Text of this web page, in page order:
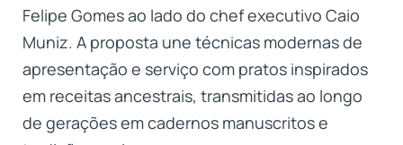
Felipe Gomes ao lado do chef executivo Caio
Muniz. A proposta une técnicas modernas de
apresentação e serviço com pratos inspirados
em receitas ancestrais, transmitidas ao longo
de gerações em cadernos manuscritos e